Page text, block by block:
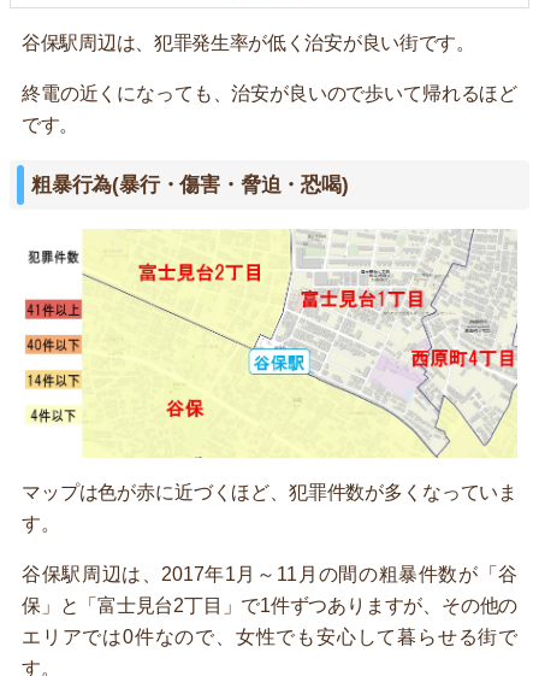
谷保駅周辺は、犯罪発生率が低く治安が良い街です。
終電の近くになっても、治安が良いので歩いて帰れるほど
です。
粗暴行為(暴行・傷害・脅迫・恐喝)
マップは色が赤に近づくほど、犯罪件数が多くなっていま
す。
谷保駅周辺は、2017年1月～11月の間の粗暴件数が「谷
保」と「富士見台2丁目」で1件ずつありますが、その他の
エリアでは0件なので、女性でも安心して暮らせる街で
す。